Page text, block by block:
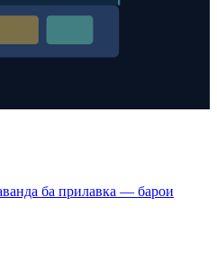
ба прилавка — барои